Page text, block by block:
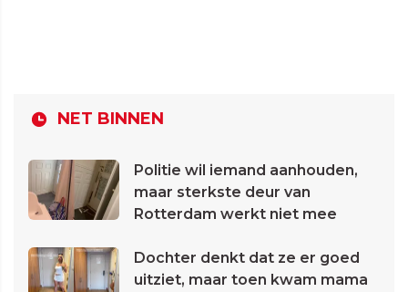
NET BINNEN
Politie wil iemand aanhouden,
maar sterkste deur van
Rotterdam werkt niet mee
Dochter denkt dat ze er goed
uitziet, maar toen kwam mama